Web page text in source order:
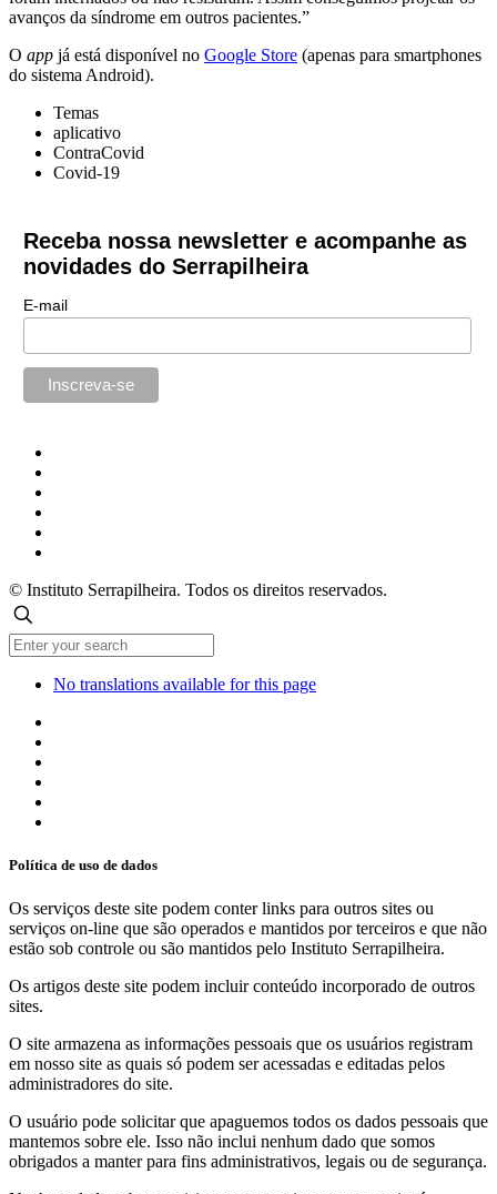
avanços da síndrome em outros pacientes.”
O app já está disponível no Google Store (apenas para smartphones
do sistema Android).
Temas
aplicativo
ContraCovid
Covid-19
Receba nossa newsletter e acompanhe as
novidades do Serrapilheira
E-mail
© Instituto Serrapilheira. Todos os direitos reservados.
No translations available for this page
Política de uso de dados
Os serviços deste site podem conter links para outros sites ou
serviços on-line que são operados e mantidos por terceiros e que não
estão sob controle ou são mantidos pelo Instituto Serrapilheira.
Os artigos deste site podem incluir conteúdo incorporado de outros
sites.
O site armazena as informações pessoais que os usuários registram
em nosso site as quais só podem ser acessadas e editadas pelos
administradores do site.
O usuário pode solicitar que apaguemos todos os dados pessoais que
mantemos sobre ele. Isso não inclui nenhum dado que somos
obrigados a manter para fins administrativos, legais ou de segurança.